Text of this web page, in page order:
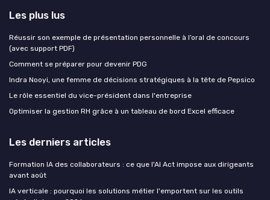
Les plus lus
Réussir son exemple de présentation personnelle à l’oral de concours
(avec support PDF)
Comment se préparer pour devenir PDG
Indra Nooyi, une femme de décisions stratégiques à la tête de Pepsico
Le rôle essentiel du vice-président dans l'entreprise
Optimiser la gestion RH grâce à un tableau de bord Excel efficace
Les derniers articles
Formation IA des collaborateurs : ce que l'AI Act impose aux dirigeants
avant août
IA verticale : pourquoi les solutions métier l'emportent sur les outils